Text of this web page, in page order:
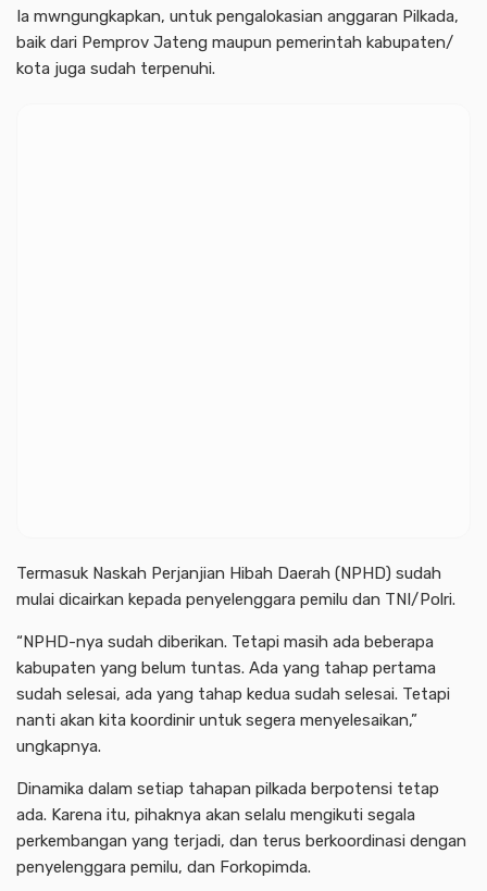
Ia mwngungkapkan, untuk pengalokasian anggaran Pilkada,
baik dari Pemprov Jateng maupun pemerintah kabupaten/
kota juga sudah terpenuhi.
Termasuk Naskah Perjanjian Hibah Daerah (NPHD) sudah
mulai dicairkan kepada penyelenggara pemilu dan TNI/Polri.
“NPHD-nya sudah diberikan. Tetapi masih ada beberapa
kabupaten yang belum tuntas. Ada yang tahap pertama
sudah selesai, ada yang tahap kedua sudah selesai. Tetapi
nanti akan kita koordinir untuk segera menyelesaikan,”
ungkapnya.
Dinamika dalam setiap tahapan pilkada berpotensi tetap
ada. Karena itu, pihaknya akan selalu mengikuti segala
perkembangan yang terjadi, dan terus berkoordinasi dengan
penyelenggara pemilu, dan Forkopimda.